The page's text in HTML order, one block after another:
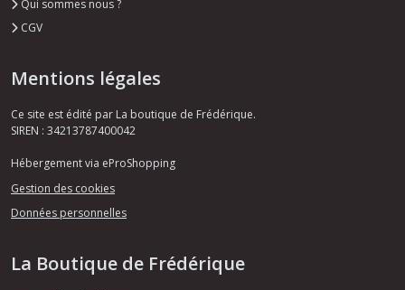
Qui sommes nous ?
CGV
Mentions légales
Ce site est édité par La boutique de Frédérique.
SIREN : 34213787400042
Hébergement via eProShopping
Gestion des cookies
Données personnelles
La Boutique de Frédérique